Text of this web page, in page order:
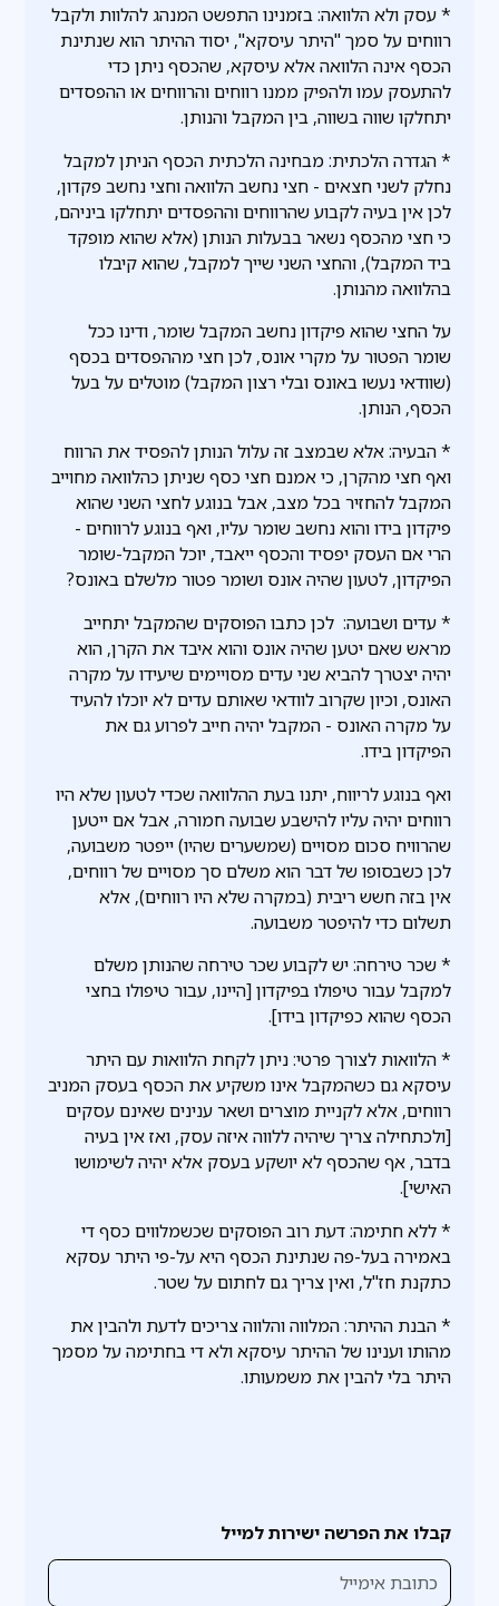
קבלו את הפרשה ישירות למייל
* עסק ולא הלוואה: בזמנינו התפשט המנהג להלוות ולקבל
רווחים על סמך "היתר עיסקא", יסוד ההיתר הוא שנתינת
הכסף אינה הלוואה אלא עיסקא, שהכסף ניתן כדי
להתעסק עמו ולהפיק ממנו רווחים והרווחים או ההפסדים
יתחלקו שווה בשווה, בין המקבל והנותן.
* הגדרה הלכתית: מבחינה הלכתית הכסף הניתן למקבל
נחלק לשני חצאים - חצי נחשב הלוואה וחצי נחשב פקדון,
לכן אין בעיה לקבוע שהרווחים וההפסדים יתחלקו ביניהם,
כי חצי מהכסף נשאר בבעלות הנותן (אלא שהוא מופקד
ביד המקבל), והחצי השני שייך למקבל, שהוא קיבלו
בהלוואה מהנותן.
על החצי שהוא פיקדון נחשב המקבל שומר, ודינו ככל
שומר הפטור על מקרי אונס, לכן חצי מההפסדים בכסף
(שוודאי נעשו באונס ובלי רצון המקבל) מוטלים על בעל
הכסף, הנותן.
* הבעיה: אלא שבמצב זה עלול הנותן להפסיד את הרווח
ואף חצי מהקרן, כי אמנם חצי כסף שניתן כהלוואה מחוייב
המקבל להחזיר בכל מצב, אבל בנוגע לחצי השני שהוא
פיקדון בידו והוא נחשב שומר עליו, ואף בנוגע לרווחים -
הרי אם העסק יפסיד והכסף ייאבד, יוכל המקבל-שומר
הפיקדון, לטעון שהיה אונס ושומר פטור מלשלם באונס?
* עדים ושבועה: לכן כתבו הפוסקים שהמקבל יתחייב
מראש שאם יטען שהיה אונס והוא איבד את הקרן, הוא
יהיה יצטרך להביא שני עדים מסויימים שיעידו על מקרה
האונס, וכיון שקרוב לוודאי שאותם עדים לא יוכלו להעיד
על מקרה האונס - המקבל יהיה חייב לפרוע גם את
הפיקדון בידו.
ואף בנוגע לריווח, יתנו בעת ההלוואה שכדי לטעון שלא היו
רווחים יהיה עליו להישבע שבועה חמורה, אבל אם ייטען
שהרוויח סכום מסויים (שמשערים שהיו) ייפטר משבועה,
לכן כשבסופו של דבר הוא משלם סך מסויים של רווחים,
אין בזה חשש ריבית (במקרה שלא היו רווחים), אלא
תשלום כדי להיפטר משבועה.
* שכר טירחה: יש לקבוע שכר טירחה שהנותן משלם
למקבל עבור טיפולו בפיקדון [היינו, עבור טיפולו בחצי
הכסף שהוא כפיקדון בידו].
* הלוואות לצורך פרטי: ניתן לקחת הלוואות עם היתר
עיסקא גם כשהמקבל אינו משקיע את הכסף בעסק המניב
רווחים, אלא לקניית מוצרים ושאר ענינים שאינם עסקים
[ולכתחילה צריך שיהיה ללווה איזה עסק, ואז אין בעיה
בדבר, אף שהכסף לא יושקע בעסק אלא יהיה לשימושו
האישי].
* ללא חתימה: דעת רוב הפוסקים שכשמלווים כסף די
באמירה בעל-פה שנתינת הכסף היא על-פי היתר עסקא
כתקנת חז"ל, ואין צריך גם לחתום על שטר.
* הבנת ההיתר: המלווה והלווה צריכים לדעת ולהבין את
מהותו וענינו של ההיתר עיסקא ולא די בחתימה על מסמך
היתר בלי להבין את משמעותו.